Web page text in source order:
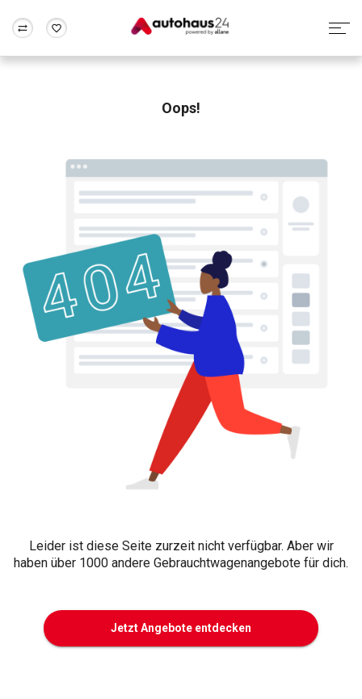
Rund um die Inzahlungnahme
Oops!
Leider ist diese Seite zurzeit nicht verfügbar. Aber wir
haben über 1000 andere Gebrauchtwagenangebote für dich.
Jetzt Angebote entdecken